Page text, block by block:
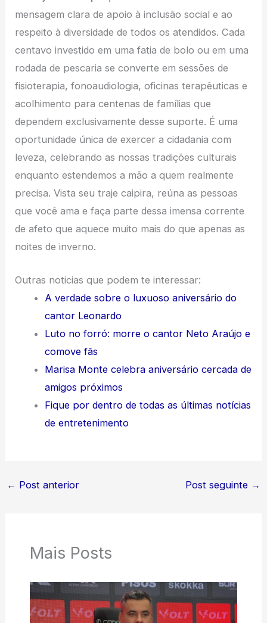
mensagem clara de apoio à inclusão social e ao
respeito à diversidade de todos os atendidos. Cada
centavo investido em uma fatia de bolo ou em uma
rodada de pescaria se converte em sessões de
fisioterapia, fonoaudiologia, oficinas terapêuticas e
acolhimento para centenas de famílias que
dependem exclusivamente desse suporte. É uma
oportunidade única de exercer a cidadania com
leveza, celebrando as nossas tradições culturais
enquanto estendemos a mão a quem realmente
precisa. Vista seu traje caipira, reúna as pessoas
que você ama e faça parte dessa imensa corrente
de afeto que aquece muito mais do que apenas as
noites de inverno.
Outras noticias que podem te interessar:
A verdade sobre o luxuoso aniversário do
cantor Leonardo
Luto no forró: morre o cantor Neto Araújo e
comove fãs
Marisa Monte celebra aniversário cercada de
amigos próximos
Fique por dentro de todas as últimas notícias
de entretenimento
← Post anterior Post seguinte →
Mais Posts